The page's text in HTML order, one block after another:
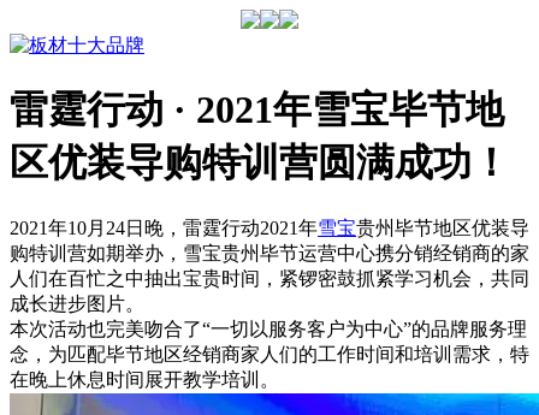
雷霆行动 · 2021年雪宝毕节地
区优装导购特训营圆满成功！
2021年10月24日晚，雷霆行动2021年雪宝贵州毕节地区优装导
购特训营如期举办，雪宝贵州毕节运营中心携分销经销商的家
人们在百忙之中抽出宝贵时间，紧锣密鼓抓紧学习机会，共同
成长进步图片。
本次活动也完美吻合了“一切以服务客户为中心”的品牌服务理
念，为匹配毕节地区经销商家人们的工作时间和培训需求，特
在晚上休息时间展开教学培训。